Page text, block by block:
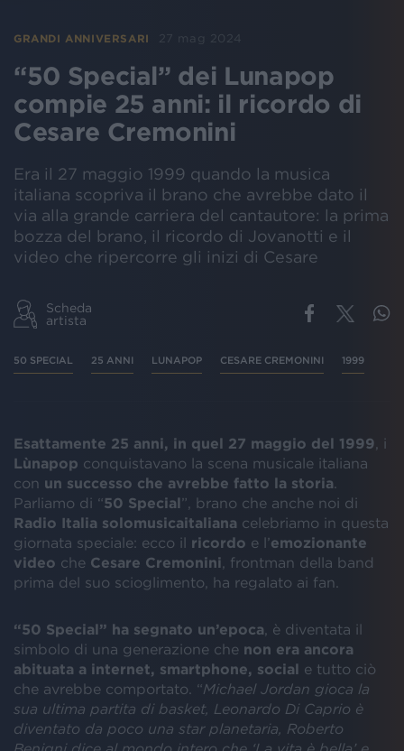
GRANDI ANNIVERSARI 27 mag 2024
“50 Special” dei Lunapop
compie 25 anni: il ricordo di
Cesare Cremonini
Era il 27 maggio 1999 quando la musica
italiana scopriva il brano che avrebbe dato il
via alla grande carriera del cantautore: la prima
bozza del brano, il ricordo di Jovanotti e il
video che ripercorre gli inizi di Cesare
Scheda
artista
50 SPECIAL 25 ANNI LUNAPOP CESARE CREMONINI 1999
Esattamente 25 anni, in quel 27 maggio del 1999 , i
Lùnapop conquistavano la scena musicale italiana
con un successo che avrebbe fatto la storia
Parliamo di “50 Special”, brano che anche noi di
Radio Italia solomusicaitaliana celebriamo in questa
giornata speciale: ecco il ricordo e l’emozionante
video che Cesare Cremonini , frontman della band
prima del suo scioglimento, ha regalato ai fan.
“50 Special” ha segnato un’epoca , è diventata il
simbolo di una generazione che non era ancora
abituata a internet, smartphone, social e tutto ciò
che avrebbe comportato. “Michael Jordan gioca la
sua ultima partita di basket, Leonardo Di Caprio è
diventato da poco una star planetaria, Roberto